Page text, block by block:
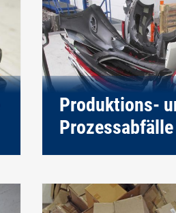
Produktions-
Prozessabfälle